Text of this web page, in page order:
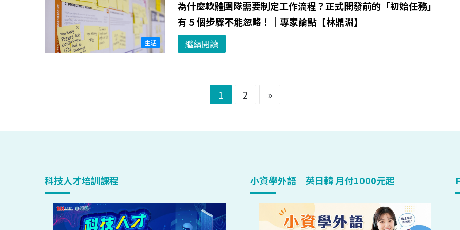
生活
為什麼軟體團隊需要制定工作流程？正式開發前的「初始任務」
有 5 個步驟不能忽略！｜專家論點【林鼎淵】
繼續閱讀
1 2 »
科技人才培訓課程 小資學外語｜英日韓 月付1000元起